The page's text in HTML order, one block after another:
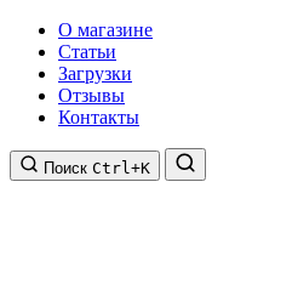
О магазине
Статьи
Загрузки
Отзывы
Контакты
Поиск Ctrl+K